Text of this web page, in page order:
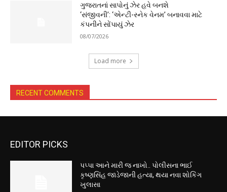
ગુજરાતનાં સાપોનું ઝેર હવે બનશે
‘સંજીવની’: ‘એન્ટી-સ્નેક વેનમ’ બનાવવા માટે
કંપનીને સોંપાયું ઝેર
08/07/2026
Load more
RECENT COMMENTS
EDITOR PICKS
પપ્પા આને મારી જ નાખો.. પોલીસના ભાઈ
કૃષ્ણસિંહ જાડેજાની હત્યા, થયા નવા શોકિંગ
ખુલાસા